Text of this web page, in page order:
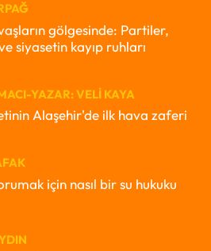
gölgesinde: Partiler,
siyasetin kayıp ruhları
YAZAR: VELI KAYA
Alaşehir'de ilk hava zaferi
için nasıl bir su hukuku